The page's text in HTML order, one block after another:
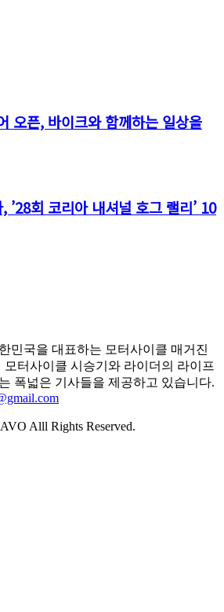
오픈, 바이크와 함께하는 일상을
’28회 코리아 내셔널 호그 랠리’ 10
민국을 대표하는 모터사이클 매거진
모터사이클 시승기와 라이더의 라이프
폭넓은 기사들을 제공하고 있습니다.
Alll Rights Reserved.